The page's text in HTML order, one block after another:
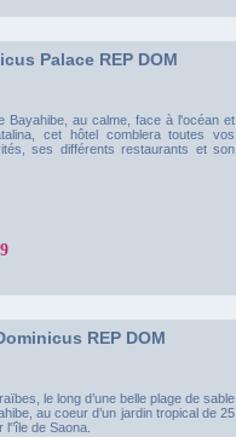
Palace REP DOM
Bayahibe, au calme, face à l'océan et
cet hôtel comblera toutes vos
ses différents restaurants et son
REP DOM
le long d’une belle plage de sable
au coeur d’un jardin tropical de 25
de Saona.